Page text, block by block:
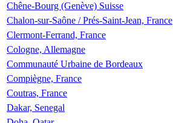
Chêne-Bourg (Genève) Suisse
Chalon-sur-Saône / Prés-Saint-Jean, France
Clermont-Ferrand, France
Cologne, Allemagne
Communauté Urbaine de Bordeaux
Compiègne, France
Coutras, France
Dakar, Senegal